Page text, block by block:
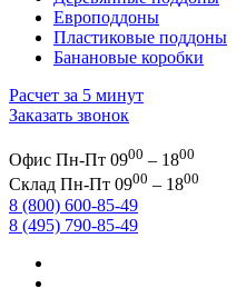
Европоддоны
Пластиковые поддоны
Банановые коробки
Расчет за 5 минут
Заказать звонок
Офис Пн-Пт 0900 – 1800
Склад Пн-Пт 0900 – 1800
8 (800) 600-85-49
8 (495) 790-85-49